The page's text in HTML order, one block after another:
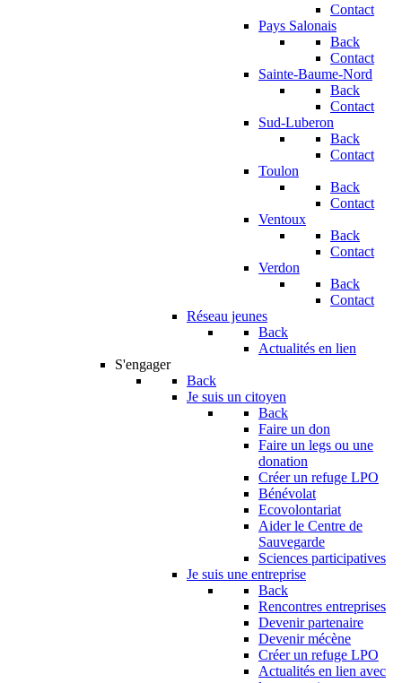
Contact
Pays Salonais
Back
Contact
Sainte-Baume-Nord
Back
Contact
Sud-Luberon
Back
Contact
Toulon
Back
Contact
Ventoux
Back
Contact
Verdon
Back
Contact
Réseau jeunes
Back
Actualités en lien
S'engager
Back
Je suis un citoyen
Back
Faire un don
Faire un legs ou une
donation
Créer un refuge LPO
Bénévolat
Ecovolontariat
Aider le Centre de
Sauvegarde
Sciences participatives
Je suis une entreprise
Back
Rencontres entreprises
Devenir partenaire
Devenir mécène
Créer un refuge LPO
Actualités en lien avec